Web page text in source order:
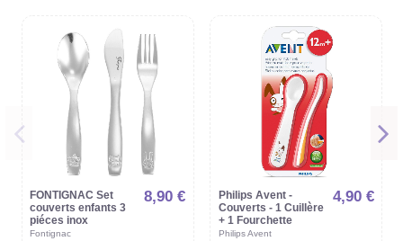
FONTIGNAC Set
couverts enfants 3
piéces inox
Fontignac
8,90 €
Philips Avent -
Couverts - 1 Cuillère
+ 1 Fourchette
Philips Avent
4,90 €